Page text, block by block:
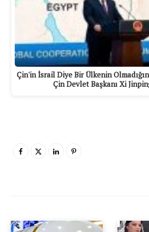
Çin'in İsrail Diye Bir Ülkenin
Çin Devlet Başkanı Xi